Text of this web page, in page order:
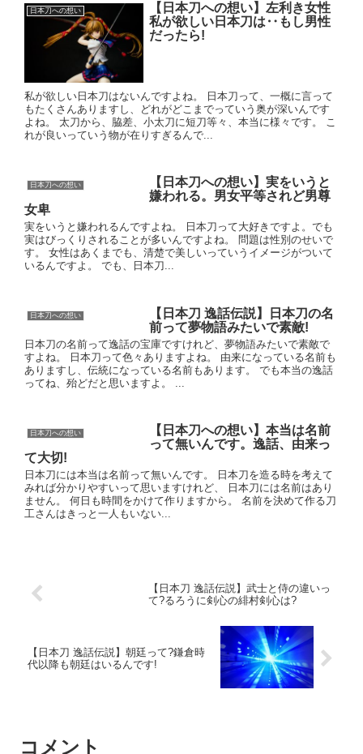
日本刀への想い
【日本刀への想い】左利き女性
私が欲しい日本刀は‥もし男性
だったら!
私が欲しい日本刀はないんですよね。 日本刀って、一概に言って
もたくさんありますし、どれがどこまでっていう奥が深いんです
よね。 太刀から、脇差、小太刀に短刀等々、本当に様々です。 こ
れが良いっていう物が在りすぎるんで...
日本刀への想い
【日本刀への想い】実をいうと
嫌われる。男女平等されど男尊
女卑
実をいうと嫌われるんですよね。 日本刀って大好きですよ。でも
実はびっくりされることが多いんですよね。 問題は性別のせいで
す。 女性はあくまでも、清楚で美しいっていうイメージがついて
いるんですよ。 でも、日本刀...
日本刀への想い
【日本刀 逸話伝説】日本刀の名
前って夢物語みたいで素敵!
日本刀の名前って逸話の宝庫ですけれど、夢物語みたいで素敵で
すよね。 日本刀って色々ありますよね。 由来になっている名前も
ありますし、伝統になっている名前もあります。 でも本当の逸話
ってね、殆どだと思いますよ。 ...
日本刀への想い
【日本刀への想い】本当は名前
って無いんです。逸話、由来っ
て大切!
日本刀には本当は名前って無いんです。 日本刀を造る時を考えて
みれば分かりやすいって思いますけれど、 日本刀には名前はあり
ません。 何日も時間をかけて作りますから。 名前を決めて作る刀
工さんはきっと一人もいない...
【日本刀 逸話伝説】武士と侍の違いっ
て?るろうに剣心の緋村剣心は?
【日本刀 逸話伝説】朝廷って?鎌倉時
代以降も朝廷はいるんです!
コメント